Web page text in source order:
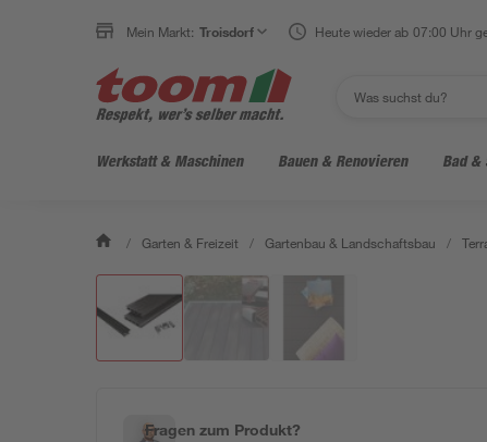
Mein Markt: Troisdorf Heute wieder ab 07:00 Uhr
Werkstatt & Maschinen Bauen & Renovieren Bad &
/ Garten & Freizeit / Gartenbau & Landschaftsbau /
Fragen zum Produkt?